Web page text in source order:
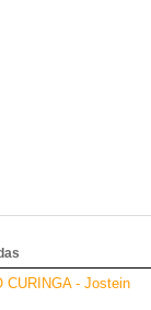
CURINGA - Jostein